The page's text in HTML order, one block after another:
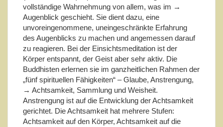
vollständige Wahrnehmung von allem, was im →
Augenblick geschieht. Sie dient dazu, eine
unvoreingenommene, uneingeschränkte Erfahrung
des Augenblicks zu machen und angemessen darauf
zu reagieren. Bei der Einsichtsmeditation ist der
Körper entspannt, der Geist aber sehr aktiv. Die
Buddhisten erlernen sie im ganzheitlichen Rahmen der
„fünf spirituellen Fähigkeiten“ – Glaube, Anstrengung,
→ Achtsamkeit, Sammlung und Weisheit.
Anstrengung ist auf die Entwicklung der Achtsamkeit
gerichtet. Die Achtsamkeit hat mehrere Stufen:
Achtsamkeit auf den Körper, Achtsamkeit auf die